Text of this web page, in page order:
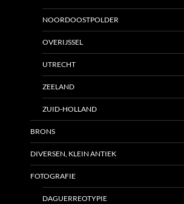
NOORDOOSTPOLDER
OVERIJSSEL
UTRECHT
ZEELAND
ZUID-HOLLAND
BRONS
DIVERSEN, KLEIN ANTIEK
FOTOGRAFIE
DAGUERREOTYPIE